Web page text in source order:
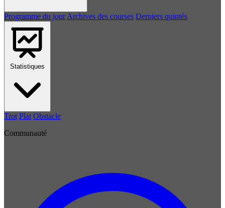
Programme du jour Archives des courses Derniers quintés
Statistiques
Trot Plat Obstacle
Communauté